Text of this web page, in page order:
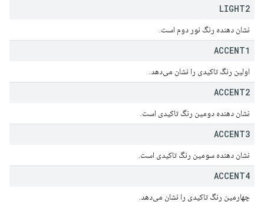
LIGHT2
نشان دهنده رنگ نور دوم است.
ACCENT1
اولین رنگ تاکیدی را نشان می‌دهد.
ACCENT2
نشان دهنده دومین رنگ تاکیدی است.
ACCENT3
نشان دهنده سومین رنگ تاکیدی است.
ACCENT4
چهارمین رنگ تاکیدی را نشان می‌دهد.